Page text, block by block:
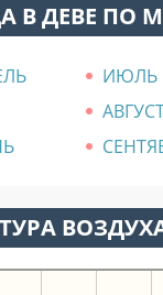
В ДЕВЕ ПО
ИЮЛЬ
ВОЗДУХА